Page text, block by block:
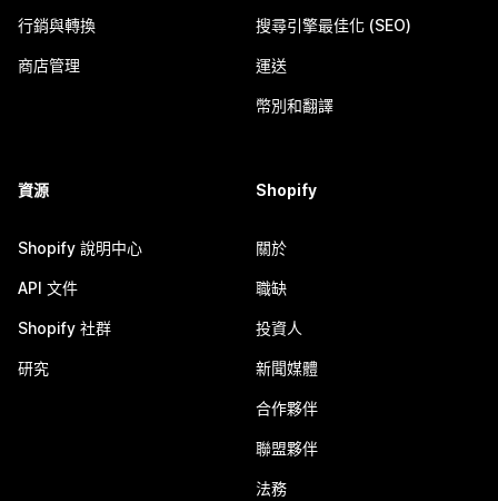
行銷與轉換
商店管理
搜尋引擎最佳化 (SEO)
運送
幣別和翻譯
資源
Shopify 說明中心
API 文件
Shopify 社群
研究
Shopify
關於
職缺
投資人
新聞媒體
合作夥伴
聯盟夥伴
法務